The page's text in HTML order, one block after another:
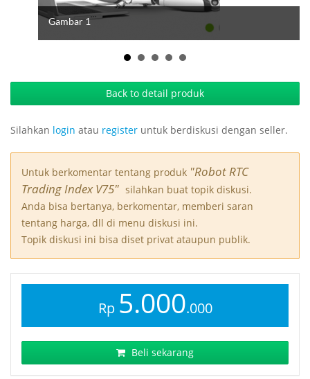
Gambar 1
Back to detail produk
Silahkan login atau register untuk berdiskusi dengan seller.
Untuk berkomentar tentang produk "Robot RTC
Trading Index V75" silahkan buat topik diskusi.
Anda bisa bertanya, berkomentar, memberi saran
tentang harga, dll di menu diskusi ini.
Topik diskusi ini bisa diset privat ataupun publik.
Rp 5.000.000
Beli sekarang